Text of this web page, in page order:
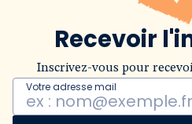
Recevoir
Inscrivez-vous pour
Votre adresse mail